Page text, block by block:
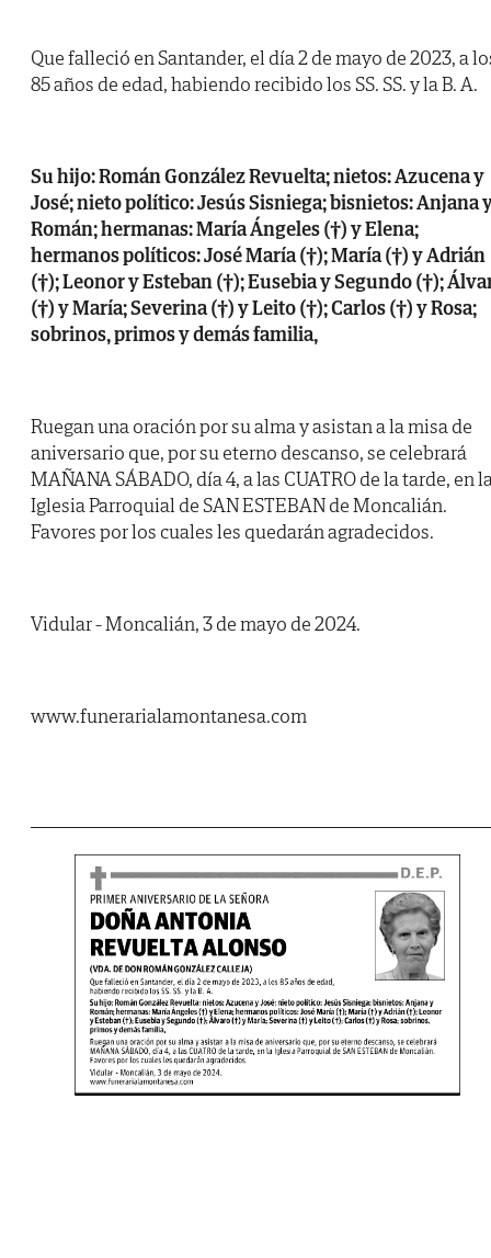
Que falleció en Santander, el día 2 de mayo de 2023, a
85 años de edad, habiendo recibido los SS. SS. y la B. A.
Su hijo: Román González Revuelta; nietos: Azucena y
José; nieto político: Jesús Sisniega; bisnietos: Anjana
Román; hermanas: María Ángeles (†) y Elena;
hermanos políticos: José María (†); María (†) y Adrián
(†); Leonor y Esteban (†); Eusebia y Segundo (†);
(†) y María; Severina (†) y Leito (†); Carlos (†) y Rosa;
sobrinos, primos y demás familia,
Ruegan una oración por su alma y asistan a la misa de
aniversario que, por su eterno descanso, se celebrará
MAÑANA SÁBADO, día 4, a las CUATRO de la tarde, en
Iglesia Parroquial de SAN ESTEBAN de Moncalián.
Favores por los cuales les quedarán agradecidos.
Vidular - Moncalián, 3 de mayo de 2024.
www.funerarialamontanesa.com